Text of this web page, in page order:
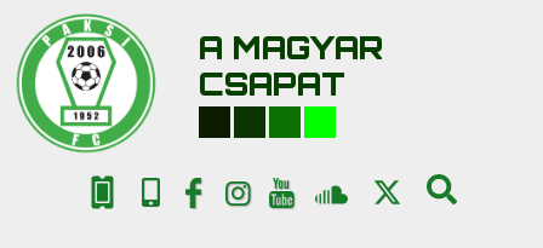
A MAGYAR
CSAPAT